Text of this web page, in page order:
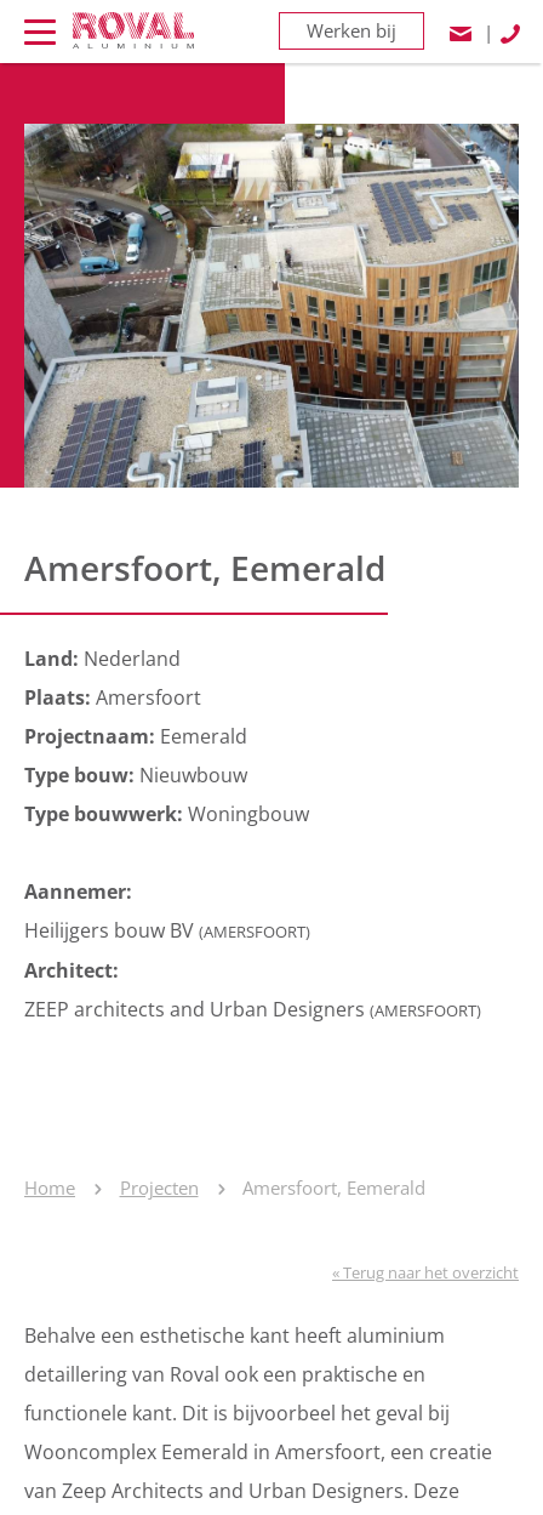
Werken bij |
Amersfoort, Eemerald
Land: Nederland
Plaats: Amersfoort
Projectnaam: Eemerald
Type bouw: Nieuwbouw
Type bouwwerk: Woningbouw
Aannemer:
Heilijgers bouw BV (AMERSFOORT)
Architect:
ZEEP architects and Urban Designers (AMERSFOORT)
Home Projecten Amersfoort, Eemerald
« Terug naar het overzicht
Behalve een esthetische kant heeft aluminium
detaillering van Roval ook een praktische en
functionele kant. Dit is bijvoorbeel het geval bij
Wooncomplex Eemerald in Amersfoort, een creatie
van Zeep Architects and Urban Designers. Deze